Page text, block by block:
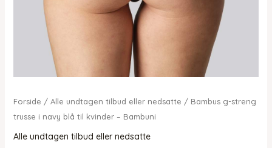
Forside / Alle undtagen tilbud eller nedsatte / Bambus g-streng
trusse i navy blå til kvinder – Bambuni
Alle undtagen tilbud eller nedsatte